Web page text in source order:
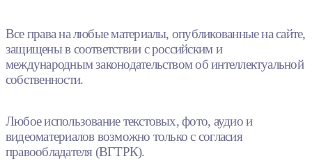
Все права на любые материалы, опубликованные на сайте,
защищены в соответствии с российским и
международным законодательством об интеллектуальной
собственности.
Любое использование текстовых, фото, аудио и
видеоматериалов возможно только с согласия
правообладателя (ВГТРК).